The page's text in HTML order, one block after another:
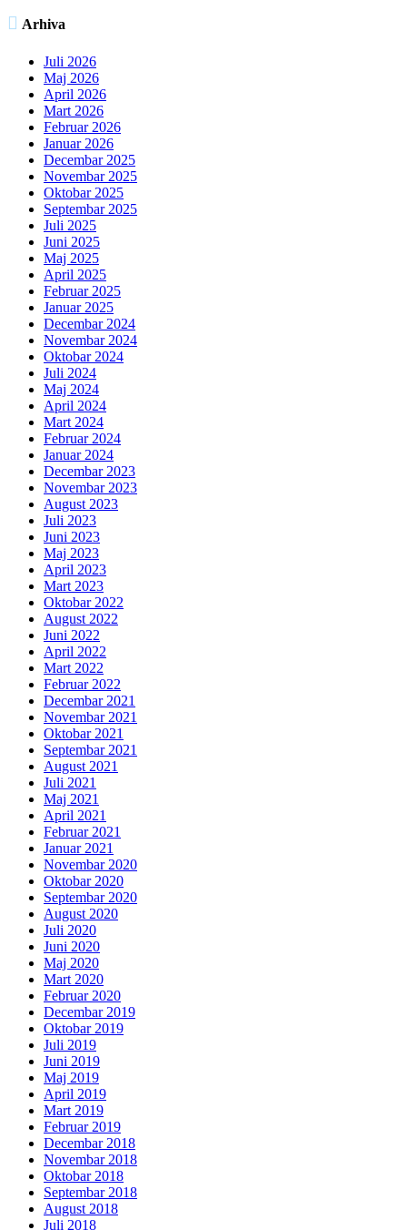
 Arhiva
Juli 2026
Maj 2026
April 2026
Mart 2026
Februar 2026
Januar 2026
Decembar 2025
Novembar 2025
Oktobar 2025
Septembar 2025
Juli 2025
Juni 2025
Maj 2025
April 2025
Februar 2025
Januar 2025
Decembar 2024
Novembar 2024
Oktobar 2024
Juli 2024
Maj 2024
April 2024
Mart 2024
Februar 2024
Januar 2024
Decembar 2023
Novembar 2023
August 2023
Juli 2023
Juni 2023
Maj 2023
April 2023
Mart 2023
Oktobar 2022
August 2022
Juni 2022
April 2022
Mart 2022
Februar 2022
Decembar 2021
Novembar 2021
Oktobar 2021
Septembar 2021
August 2021
Juli 2021
Maj 2021
April 2021
Februar 2021
Januar 2021
Novembar 2020
Oktobar 2020
Septembar 2020
August 2020
Juli 2020
Juni 2020
Maj 2020
Mart 2020
Februar 2020
Decembar 2019
Oktobar 2019
Juli 2019
Juni 2019
Maj 2019
April 2019
Mart 2019
Februar 2019
Decembar 2018
Novembar 2018
Oktobar 2018
Septembar 2018
August 2018
Juli 2018